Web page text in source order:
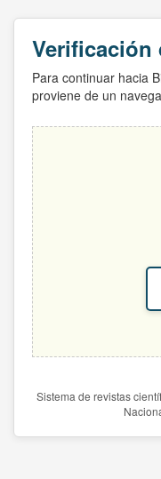
Verificación
Para continuar hacia
proviene de un
Sistema de revistas